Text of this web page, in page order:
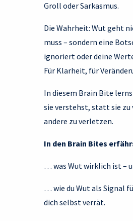
Groll oder Sarkasmus.
Die Wahrheit: Wut geht
muss – sondern eine
ignoriert oder deine
Für Klarheit, für
In diesem Brain Bite
sie verstehst, statt sie zu
andere zu verletzen.
In den Brain Bites
… was Wut wirklich ist –
… wie du Wut als Signal
dich selbst verrät.